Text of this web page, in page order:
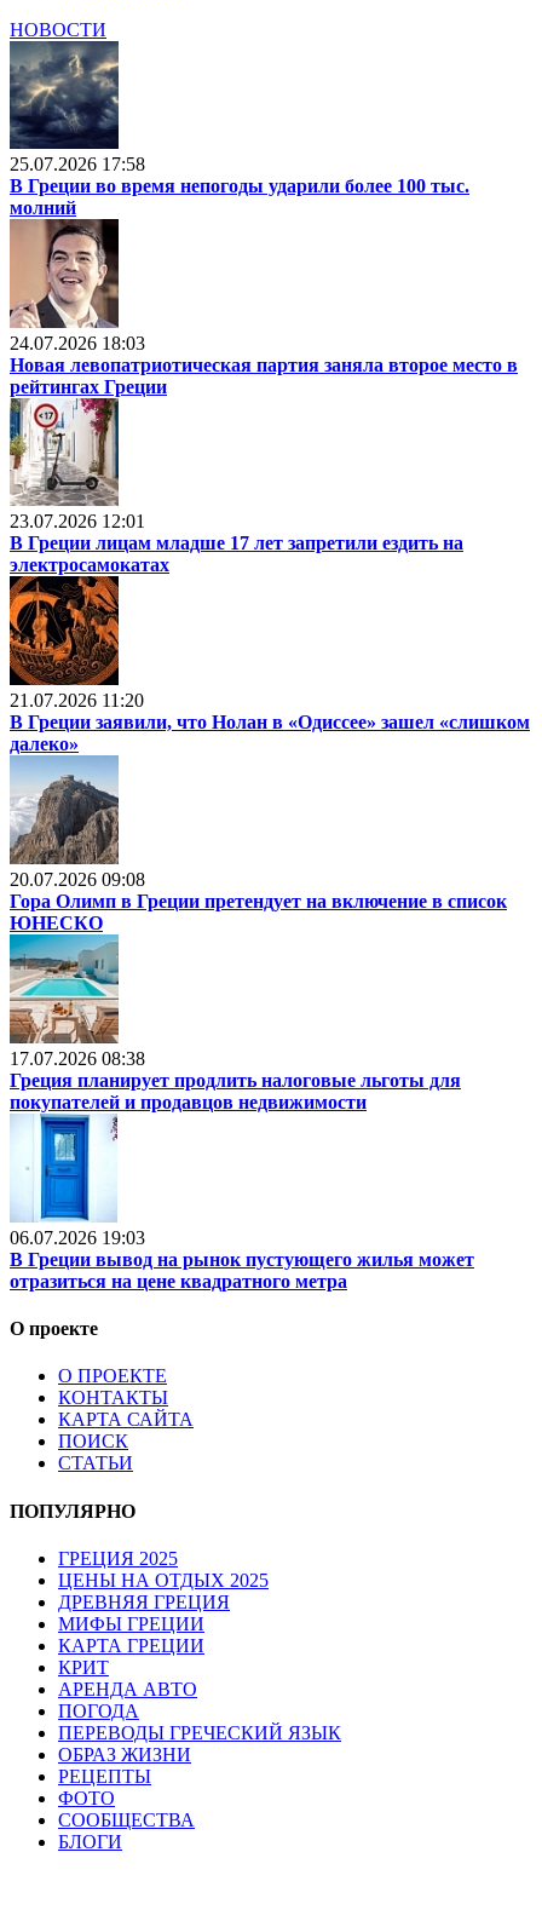
НОВОСТИ
25.07.2026 17:58
В Греции во время непогоды ударили более 100 тыс.
молний
24.07.2026 18:03
Новая левопатриотическая партия заняла второе место в
рейтингах Греции
23.07.2026 12:01
В Греции лицам младше 17 лет запретили ездить на
электросамокатах
21.07.2026 11:20
В Греции заявили, что Нолан в «Одиссее» зашел «слишком
далеко»
20.07.2026 09:08
Гора Олимп в Греции претендует на включение в список
ЮНЕСКО
17.07.2026 08:38
Греция планирует продлить налоговые льготы для
покупателей и продавцов недвижимости
06.07.2026 19:03
В Греции вывод на рынок пустующего жилья может
отразиться на цене квадратного метра
О проекте
О ПРОЕКТЕ
КОНТАКТЫ
КАРТА САЙТА
ПОИСК
СТАТЬИ
ПОПУЛЯРНО
ГРЕЦИЯ 2025
ЦЕНЫ НА ОТДЫХ 2025
ДРЕВНЯЯ ГРЕЦИЯ
МИФЫ ГРЕЦИИ
КАРТА ГРЕЦИИ
КРИТ
АРЕНДА АВТО
ПОГОДА
ПЕРЕВОДЫ ГРЕЧЕСКИЙ ЯЗЫК
ОБРАЗ ЖИЗНИ
РЕЦЕПТЫ
ФОТО
СООБЩЕСТВА
БЛОГИ